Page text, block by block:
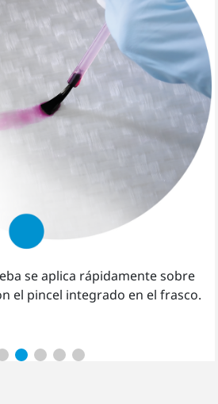
se aplica rápidamente sobre
pincel integrado en el frasco.